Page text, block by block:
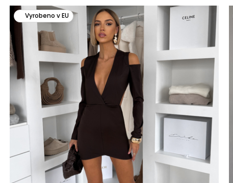
Vyrobeno v EU